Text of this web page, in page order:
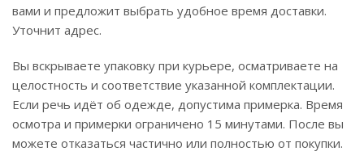
вами и предложит выбрать удобное время доставки.
Уточнит адрес.
Вы вскрываете упаковку при курьере, осматриваете на
целостность и соответствие указанной комплектации.
Если речь идёт об одежде, допустима примерка. Время
осмотра и примерки ограничено 15 минутами. После вы
можете отказаться частично или полностью от покупки.